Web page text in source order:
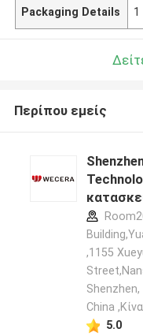
Packaging Details 1
Περίπου εμείς
,1155
China ,Κίνα
5.0